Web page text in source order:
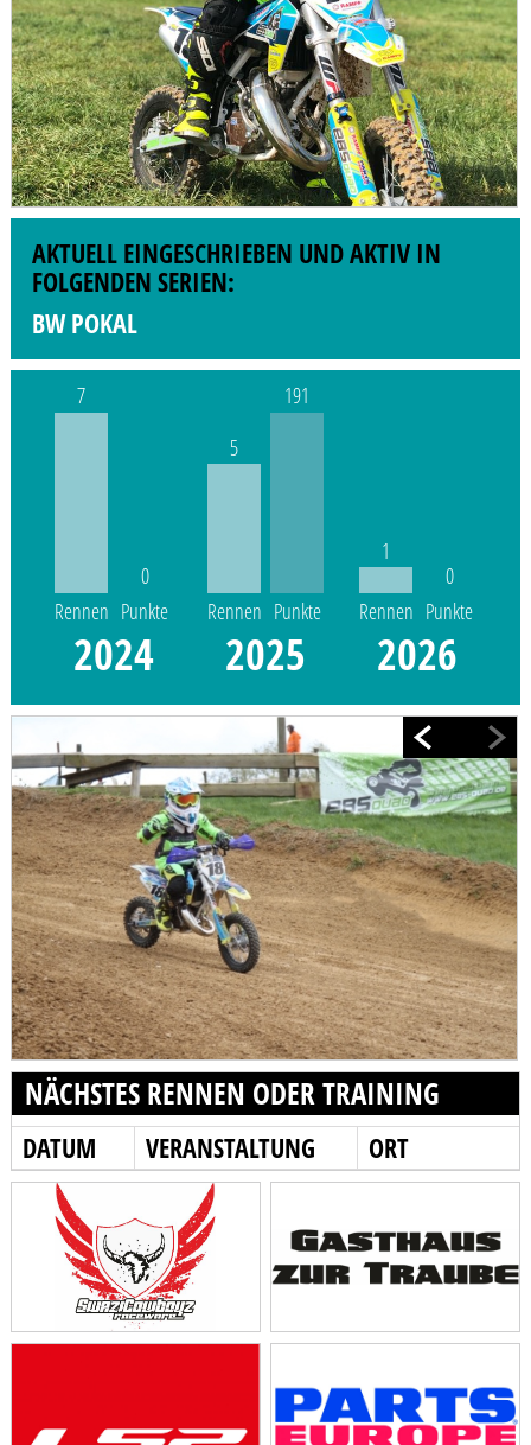
AKTUELL EINGESCHRIEBEN UND AKTIV IN
FOLGENDEN SERIEN:
BW POKAL
7
Rennen
0
Punkte
2024
5
Rennen
191
Punkte
2025
1
Rennen
0
Punkte
2026
NÄCHSTES RENNEN ODER TRAINING
DATUM VERANSTALTUNG ORT